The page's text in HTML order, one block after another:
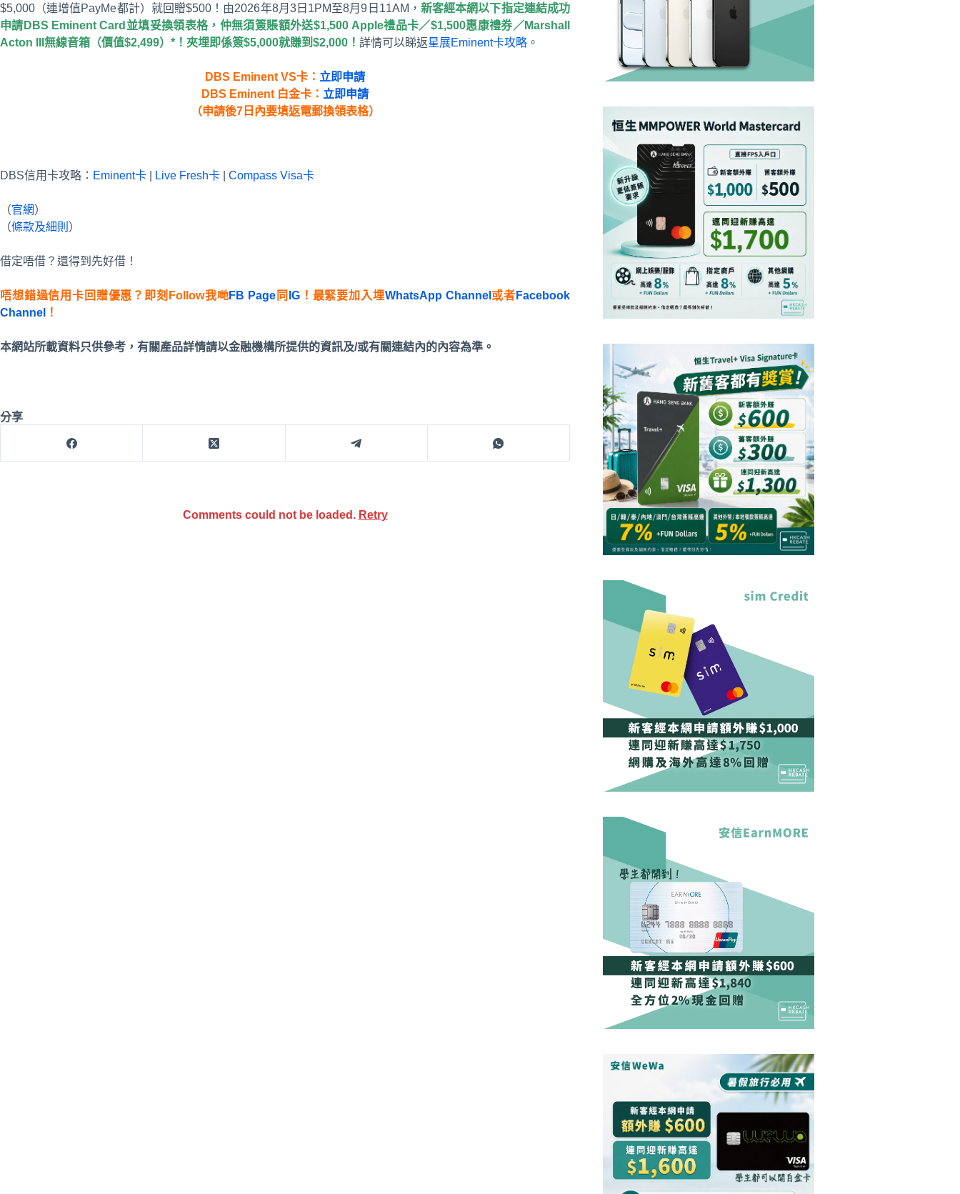
$5,000（連增值PayMe都計）就回贈$500！由2026年8月3日1PM至8月9日11AM， 新客經本網以下指定連結成功
申請DBS Eminent Card並填妥換領表格，仲無須簽賬額外送$1,500 Apple禮品卡／$1,500惠康禮券／Marshall
Acton III無線音箱（價值$2,499）*！夾埋即係簽$5,000就賺到$2,000！ 詳情可以睇返星展Eminent卡攻略 。
DBS Eminent VS卡： 立即申請
DBS Eminent 白金卡： 立即申請
（申請後7日內要填返電郵換領表格）
DBS信用卡攻略： Eminent卡 Live Fresh卡 Compass Visa卡
（官網）
（條款及細則 ）
借定唔借？還得到先好借！
唔想錯過信用卡回贈優惠？即刻Follow我哋FB Page 同 IG！最緊要加入埋WhatsApp Channel 或者 Facebook
Channel
！
本網站所載資料只供參考，有關產品詳情請以金融機構所提供的資訊及/或有關連結內的內容為準。
分享
Comments could not be loaded. Retry